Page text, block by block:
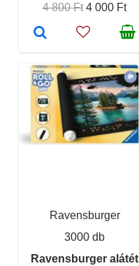
4 800 Ft 4 000 Ft
Ravensburger
3000 db
Ravensburger alátét